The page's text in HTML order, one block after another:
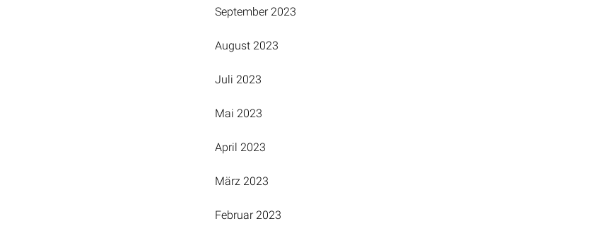
September 2023
August 2023
Juli 2023
Mai 2023
April 2023
März 2023
Februar 2023